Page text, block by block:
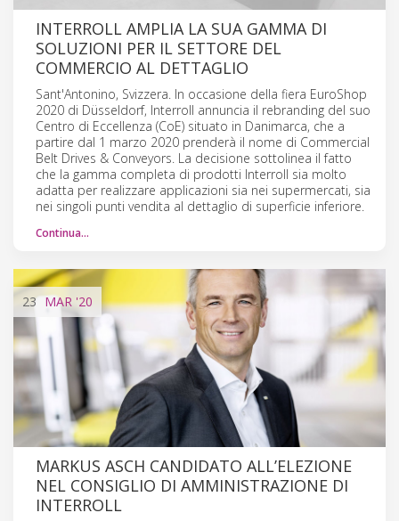
INTERROLL AMPLIA LA SUA GAMMA DI
SOLUZIONI PER IL SETTORE DEL
COMMERCIO AL DETTAGLIO
Sant'Antonino, Svizzera. In occasione della fiera EuroShop
2020 di Düsseldorf, Interroll annuncia il rebranding del suo
Centro di Eccellenza (CoE) situato in Danimarca, che a
partire dal 1 marzo 2020 prenderà il nome di Commercial
Belt Drives & Conveyors. La decisione sottolinea il fatto
che la gamma completa di prodotti Interroll sia molto
adatta per realizzare applicazioni sia nei supermercati, sia
nei singoli punti vendita al dettaglio di superficie inferiore.
Continua…
23 MAR '20
MARKUS ASCH CANDIDATO ALL’ELEZIONE
NEL CONSIGLIO DI AMMINISTRAZIONE DI
INTERROLL